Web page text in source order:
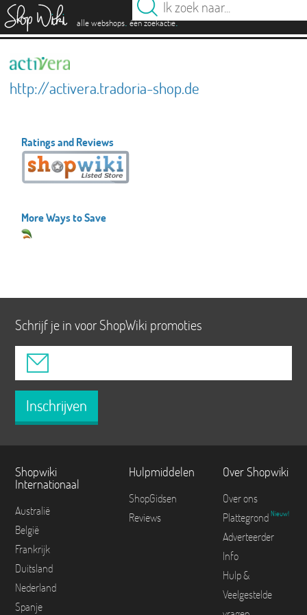
alle webshops. één zoekactie.
http://activera.tradoria-shop.de
Ratings and Reviews
More Ways to Save
Schrijf je in voor ShopWiki promoties
Inschrijven
Shopwiki
Internationaal
Australië
België
Frankrijk
Duitsland
Nederland
Spanje
Hulpmiddelen
ShopGidsen
Reviews
Over Shopwiki
Over ons
Plattegrond Nieuw!
Adverteerder
Info
Hulp &
Veelgestelde